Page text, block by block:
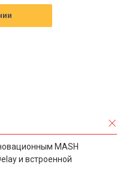
MASH
и встроенной